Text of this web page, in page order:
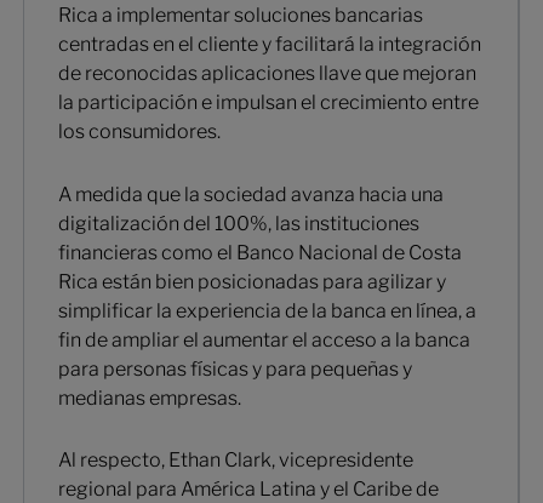
Rica a implementar soluciones bancarias
centradas en el cliente y facilitará la integración
de reconocidas aplicaciones llave que mejoran
la participación e impulsan el crecimiento entre
los consumidores.
A medida que la sociedad avanza hacia una
digitalización del 100%, las instituciones
financieras como el Banco Nacional de Costa
Rica están bien posicionadas para agilizar y
simplificar la experiencia de la banca en línea, a
fin de ampliar el aumentar el acceso a la banca
para personas físicas y para pequeñas y
medianas empresas.
Al respecto, Ethan Clark, vicepresidente
regional para América Latina y el Caribe de